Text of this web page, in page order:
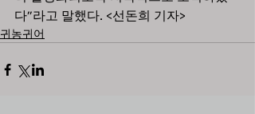
다”라고 말했다. <선돈희 기자>
귀농귀어